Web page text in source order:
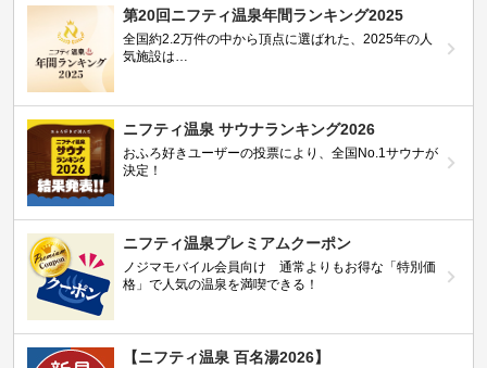
第20回ニフティ温泉年間ランキング2025
全国約2.2万件の中から頂点に選ばれた、2025年の人
気施設は…
ニフティ温泉 サウナランキング2026
おふろ好きユーザーの投票により、全国No.1サウナが
決定！
ニフティ温泉プレミアムクーポン
ノジマモバイル会員向け 通常よりもお得な「特別価
格」で人気の温泉を満喫できる！
【ニフティ温泉 百名湯2026】